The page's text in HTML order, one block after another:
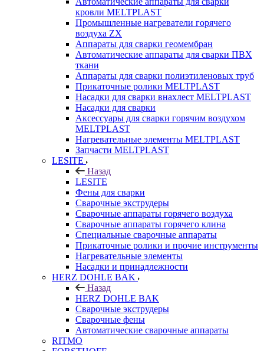
кровли MELTPLAST
Промышленные нагреватели горячего
воздуха ZX
Аппараты для сварки геомембран
Автоматические аппараты для сварки ПВХ
ткани
Аппараты для сварки полиэтиленовых труб
Прикаточные ролики MELTPLAST
Насадки для сварки внахлест MELTPLAST
Насадки для сварки
Аксессуары для сварки горячим воздухом
MELTPLAST
Нагревательные элементы MELTPLAST
Запчасти MELTPLAST
LESITE
Назад
LESITE
Фены для сварки
Сварочные экструдеры
Сварочные аппараты горячего воздуха
Сварочные аппараты горячего клина
Специальные сварочные аппараты
Прикаточные ролики и прочие инструменты
Нагревательные элементы
Насадки и принадлежности
HERZ DOHLE BAK
Назад
HERZ DOHLE BAK
Сварочные экструдеры
Сварочные фены
Автоматические сварочные аппараты
RITMO